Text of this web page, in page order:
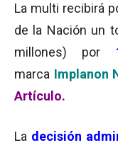
La multi recibirá
de la Nación un
millones) por
marca Implanon
Artículo.
La decisión